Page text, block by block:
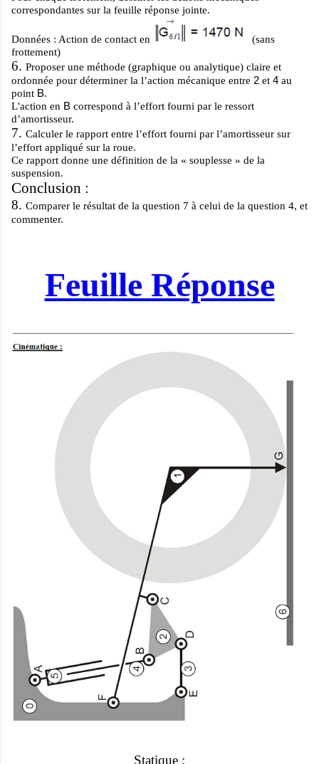
correspondantes sur la feuille réponse jointe.
Données : Action de contact en
(sans
frottement)
6. Proposer une méthode (graphique ou analytique) claire et
ordonnée pour déterminer la l’action mécanique entre 2 et 4 au
point B.
L'action en B correspond à l’effort fourni par le ressort
d’amortisseur.
7. Calculer le rapport entre l’effort fourni par l’amortisseur sur
l’effort appliqué sur la roue.
Ce rapport donne une définition de la « souplesse » de la
suspension.
Conclusion :
8. Comparer le résultat de la question 7 à celui de la question 4, et
commenter.
Feuille Réponse
Statique :